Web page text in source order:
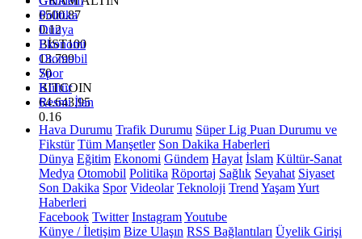
6500.87
0.12
BİST100
13.799
70
BITCOIN
64.643,95
0.16
Politika
Dünya
Ekonomi
Otomobil
Spor
Kültür
Resmi İlan
Hava Durumu Trafik Durumu Süper Lig Puan Durumu ve
Fikstür Tüm Manşetler Son Dakika Haberleri
Dünya Eğitim Ekonomi Gündem Hayat İslam Kültür-Sanat
Medya Otomobil Politika Röportaj Sağlık Seyahat Siyaset
Son Dakika Spor Videolar Teknoloji Trend YaşamYurt
Haberleri
Facebook Twitter InstagramYoutube
Künye / İletişim Bize Ulaşın RSS Bağlantıları Üyelik Girişi